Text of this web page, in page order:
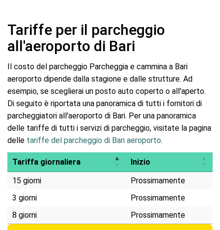
Tariffe per il parcheggio
all'aeroporto di Bari
Il costo del parcheggio Parcheggia e cammina a Bari
aeroporto dipende dalla stagione e dalle strutture. Ad
esempio, se sceglierai un posto auto coperto o all'aperto.
Di seguito è riportata una panoramica di tutti i fornitori di
parcheggiatori all'aeroporto di Bari. Per una panoramica
delle tariffe di tutti i servizi di parcheggio, visitate la pagina
delle tariffe del parcheggio di Bari aeroporto.
Tariffa giornaliera
Inizio
15 giorni
Prossimamente
3 giorni
Prossimamente
8 giorni
Prossimamente